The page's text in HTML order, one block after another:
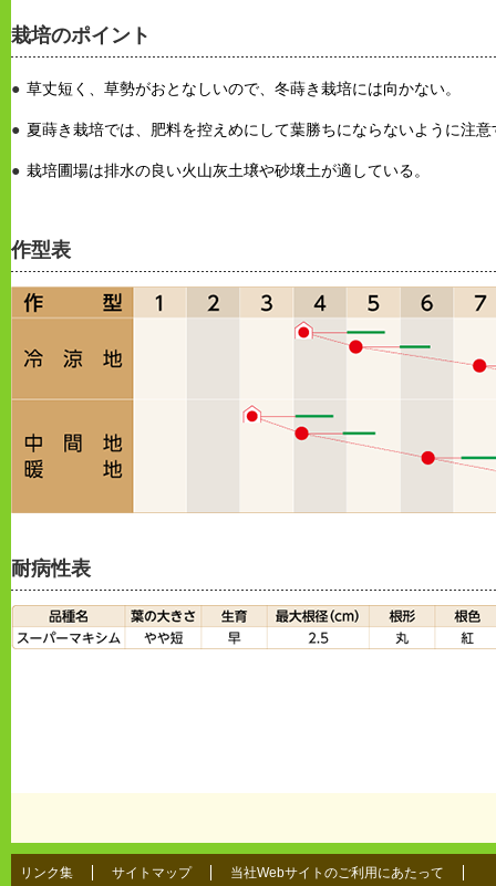
栽培のポイント
草丈短く、草勢がおとなしいので、冬蒔き栽培には向かない。
夏蒔き栽培では、肥料を控えめにして葉勝ちにならないように注意
栽培圃場は排水の良い火山灰土壌や砂壌土が適している。
作型表
耐病性表
リンク集 サイトマップ 当社Webサイトのご利用にあたって